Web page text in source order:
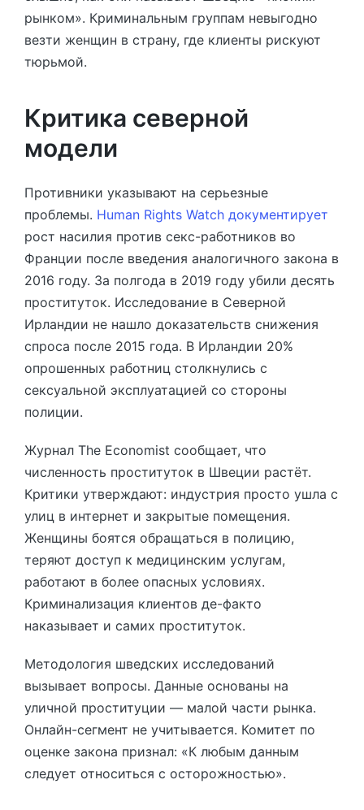
рынком». Криминальным группам невыгодно
везти женщин в страну, где клиенты рискуют
тюрьмой.
Критика северной
модели
Противники указывают на серьезные
проблемы. Human Rights Watch документирует
рост насилия против секс-работников во
Франции после введения аналогичного закона в
2016 году. За полгода в 2019 году убили десять
проституток. Исследование в Северной
Ирландии не нашло доказательств снижения
спроса после 2015 года. В Ирландии 20%
опрошенных работниц столкнулись с
сексуальной эксплуатацией со стороны
полиции.
Журнал The Economist сообщает, что
численность проституток в Швеции растёт.
Критики утверждают: индустрия просто ушла с
улиц в интернет и закрытые помещения.
Женщины боятся обращаться в полицию,
теряют доступ к медицинским услугам,
работают в более опасных условиях.
Криминализация клиентов де-факто
наказывает и самих проституток.
Методология шведских исследований
вызывает вопросы. Данные основаны на
уличной проституции — малой части рынка.
Онлайн-сегмент не учитывается. Комитет по
оценке закона признал: «К любым данным
следует относиться с осторожностью».